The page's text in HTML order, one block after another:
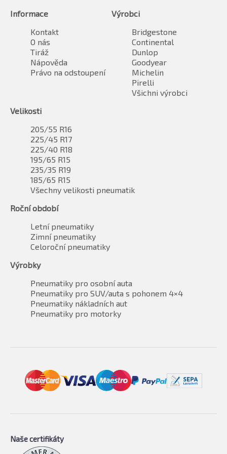
Informace
Kontakt
O nás
Tiráž
Nápověda
Právo na odstoupení
Výrobci
Bridgestone
Continental
Dunlop
Goodyear
Michelin
Pirelli
Všichni výrobci
Velikosti
205/55 R16
225/45 R17
225/40 R18
195/65 R15
235/35 R19
185/65 R15
Všechny velikosti pneumatik
Roční období
Letní pneumatiky
Zimní pneumatiky
Celoroční pneumatiky
Výrobky
Pneumatiky pro osobní auta
Pneumatiky pro SUV/auta s pohonem 4×4
Pneumatiky nákladních aut
Pneumatiky pro motorky
Naše certifikáty